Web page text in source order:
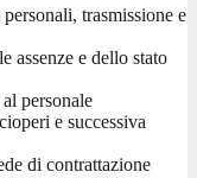
trasmissione e
assenze e dello stato
personale
e successiva
di contrattazione